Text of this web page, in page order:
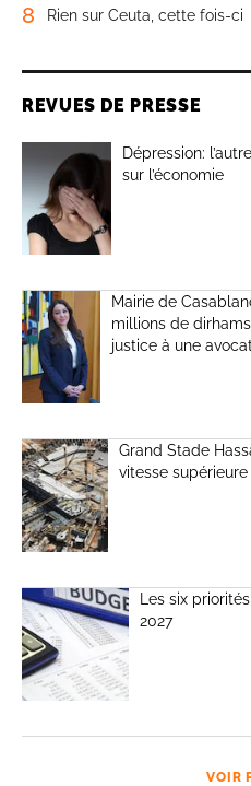
8 Rien sur Ceuta, cette fois-ci
REVUES DE PRESSE
Dépression:
sur l’économie
Mairie de
millions de
justice à une
Grand Stade
vitesse supérieure
Les six
2027
VOIR